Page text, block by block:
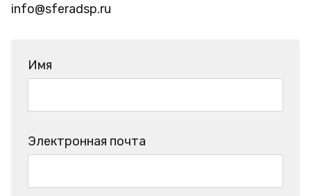
info@sferadsp.ru
Имя
Электронная почта